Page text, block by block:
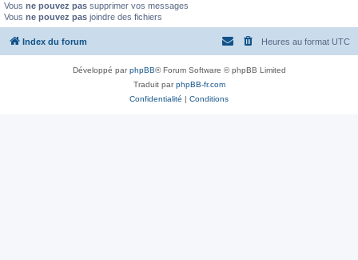
Vous ne pouvez pas supprimer vos messages
Vous ne pouvez pas joindre des fichiers
Index du forum Heures au format UTC
Développé parphpBB® Forum Software © phpBB Limited
Traduit parphpBB-fr.com
Confidentialité | Conditions